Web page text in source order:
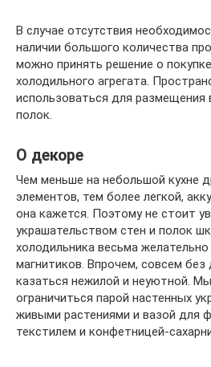
В случае отсутствия
наличии большого количества
можно принять решение о
холодильного агрегата.
использоваться для размещения
полок.
О декоре
Чем меньше на небольшой кухне
элементов, тем более легкой,
она кажется. Поэтому не стоит
украшательством стен и полок
холодильника весьма
магнитиков. Впрочем, совсем без
казаться нежилой и неуютной.
ограничиться парой настенных
живыми растениями и вазой для
текстилем и конфетницей-